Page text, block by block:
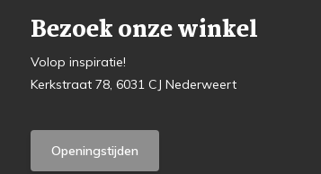
Bezoek onze winkel
Volop inspiratie!
Kerkstraat 78, 6031 CJ Nederweert
Openingstijden